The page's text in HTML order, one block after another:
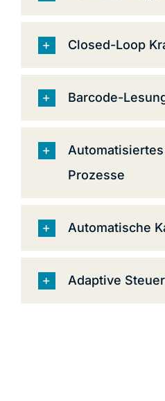
Closed-Loop
Barcode-
Prozesse
Automatische
Adaptive